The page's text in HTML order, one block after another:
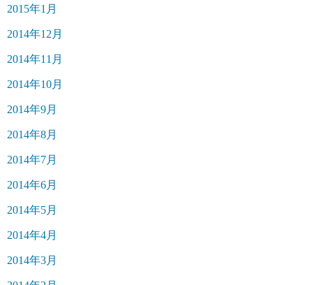
2015年1月
2014年12月
2014年11月
2014年10月
2014年9月
2014年8月
2014年7月
2014年6月
2014年5月
2014年4月
2014年3月